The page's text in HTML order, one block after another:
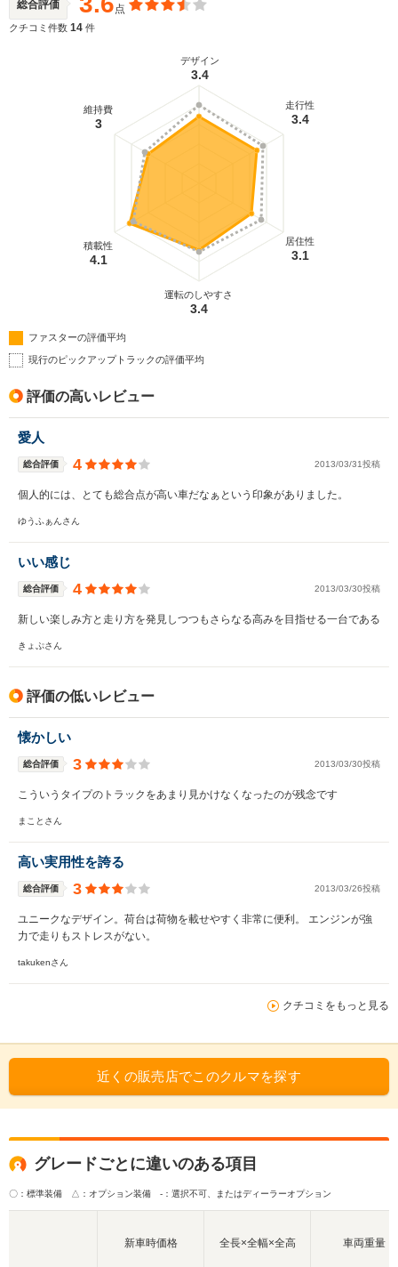
総合評価 点
クチコミ件数 14 件
デザイン
3.4
走行性
3.4
居住性
3.1
運転のしやすさ
3.4
積載性
4.1
維持費
3
ファスターの評価平均
現行のピックアップトラックの評価平均
評価の高いレビュー
愛人
総合評価 4 2013/03/31投稿
個人的には、とても総合点が高い車だなぁという印象がありました。
ゆうふぁんさん
いい感じ
総合評価 4 2013/03/30投稿
新しい楽しみ方と走り方を発見しつつもさらなる高みを目指せる一台である
きょぷさん
評価の低いレビュー
懐かしい
総合評価 3 2013/03/30投稿
こういうタイプのトラックをあまり見かけなくなったのが残念です
まことさん
高い実用性を誇る
総合評価 3 2013/03/26投稿
ユニークなデザイン。荷台は荷物を載せやすく非常に便利。 エンジンが強
力で走りもストレスがない。
takukenさん
クチコミをもっと見る
近くの販売店でこのクルマを探す
グレードごとに違いのある項目
〇：標準装備 △：オプション装備 -：選択不可、またはディーラーオプション
新車時価格 全長×全幅×全高 車両重量